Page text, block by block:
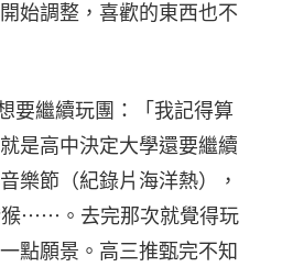
始調整，喜歡的東西也不
要繼續玩團：「我記得算
是高中決定大學還要繼續
樂節（紀錄片海洋熱），
猴⋯⋯。去完那次就覺得玩
點願景。高三推甄完不知